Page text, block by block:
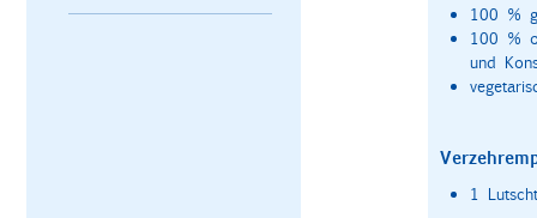
100 %
100 %
und
1